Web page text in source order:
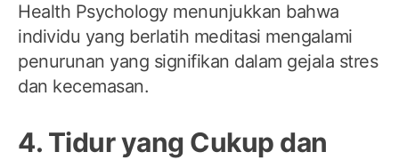
Health Psychology menunjukkan bahwa
individu yang berlatih meditasi mengalami
penurunan yang signifikan dalam gejala stres
dan kecemasan.
4. Tidur yang Cukup dan